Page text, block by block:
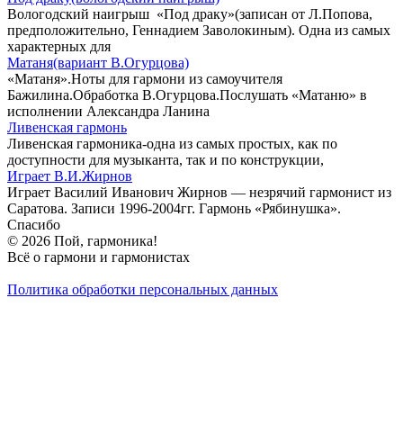
Вологодский наигрыш «Под драку»(записан от Л.Попова,
предположительно, Геннадием Заволокиным). Одна из самых
характерных для
Матаня(вариант В.Огурцова)
«Матаня».Ноты для гармони из самоучителя
Бажилина.Обработка В.Огурцова.Послушать «Матаню» в
исполнении Александра Ланина
Ливенская гармонь
Ливенская гармоника-одна из самых простых, как по
доступности для музыканта, так и по конструкции,
Играет В.И.Жирнов
Играет Василий Иванович Жирнов — незрячий гармонист из
Саратова. Записи 1996-2004гг. Гармонь «Рябинушка».
Спасибо
© 2026 Пой, гармоника!
Всё о гармони и гармонистах
Политика обработки персональных данных